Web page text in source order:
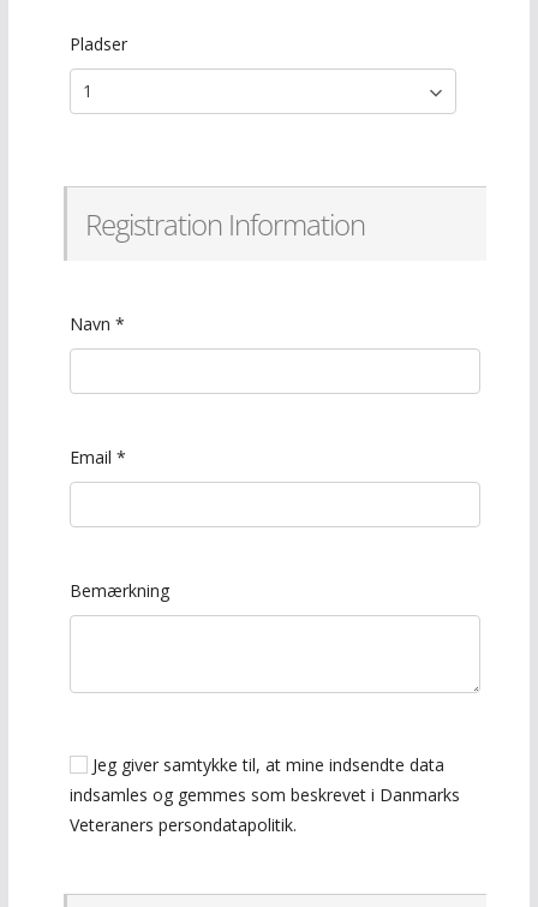
Pladser
Registration Information
Navn *
Email *
Bemærkning
Jeg giver samtykke til, at mine indsendte data
indsamles og gemmes som beskrevet i Danmarks
Veteraners persondatapolitik.